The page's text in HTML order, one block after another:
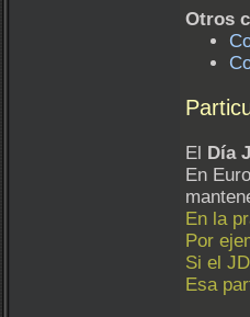
Otros
El Día
En
En la
Por
Si el
Esa